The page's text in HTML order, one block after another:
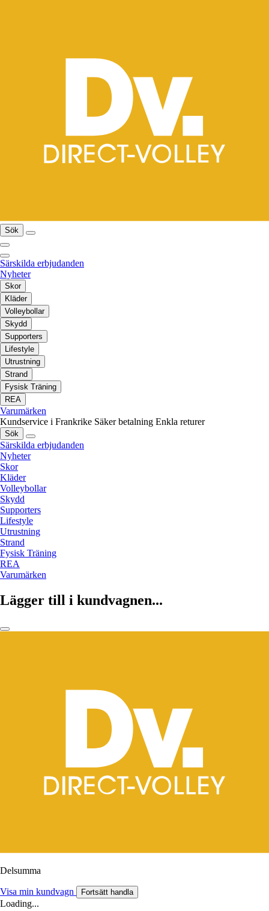
Sök
Särskilda erbjudanden
Nyheter
Skor
Kläder
Volleybollar
Skydd
Supporters
Lifestyle
Utrustning
Strand
Fysisk Träning
REA
Varumärken
Kundservice i Frankrike Säker betalning Enkla returer
Sök
Särskilda erbjudanden
Nyheter
Skor
Kläder
Volleybollar
Skydd
Supporters
Lifestyle
Utrustning
Strand
Fysisk Träning
REA
Varumärken
Lägger till i kundvagnen...
Delsumma
Visa min kundvagn Fortsätt handla
Loading...